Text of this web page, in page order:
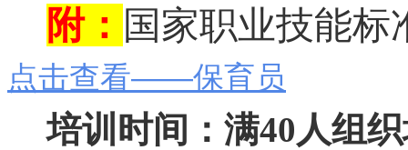
附： 国家职业技能
点击查看——保育员
培训时间：满40人组